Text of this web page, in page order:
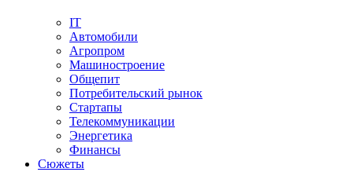
IT
Автомобили
Агропром
Машиностроение
Общепит
Потребительский рынок
Стартапы
Телекоммуникации
Энергетика
Финансы
Сюжеты